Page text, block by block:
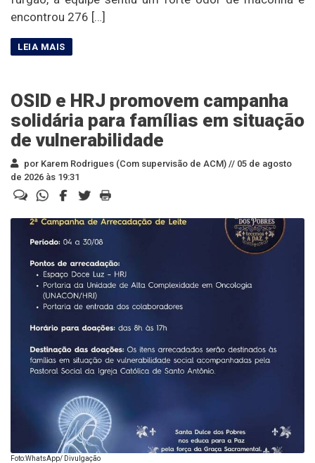
encontrou 276 […]
OSID e HRJ promovem campanha
solidária para famílias em situação
de vulnerabilidade
por Karem Rodrigues (Com supervisão de ACM) // 05 de agosto
de 2026 às 19:31
Foto:WhatsApp/ Divulgação